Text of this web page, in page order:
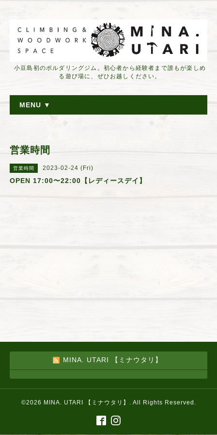
小豆島初のボルダリングジム。初心者から経験者まで誰もが楽しめ
る遊び場に、ぜひお越しください。
MENU ▼
営業時間
営業時間 2023-02-24 (Fri)
OPEN 17:00〜22:00【レディースデイ】
MINA. UTARI 【ミナウタリ】
©2026 MINA. UTARI 【ミナウタリ】 . All Rights Reserved.